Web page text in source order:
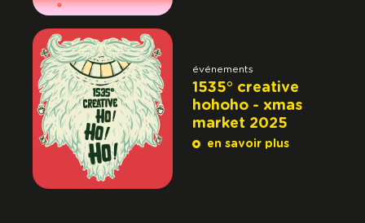
événements
1535° creative
hohoho - xmas
market 2025
en savoir plus